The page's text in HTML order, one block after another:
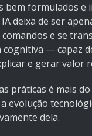
bem formulados e
deixa de ser
e se
cognitiva — capaz
e gerar valor
práticas é mais
evolução
dela.